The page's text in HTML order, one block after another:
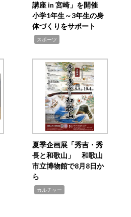
講座 in 宮崎」を開催
小学1年生～3年生の身
体づくりをサポート
スポーツ
夏季企画展「秀吉・秀
長と和歌山」 和歌山
市立博物館で8月8日か
ら
カルチャー